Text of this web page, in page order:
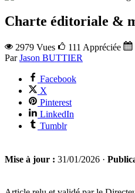
Charte éditoriale &
2979 Vues 111 Appréciée
Par Jason BUTTIER
Facebook
X
Pinterest
LinkedIn
Tumblr
Mise à jour : 31/01/2026 ·